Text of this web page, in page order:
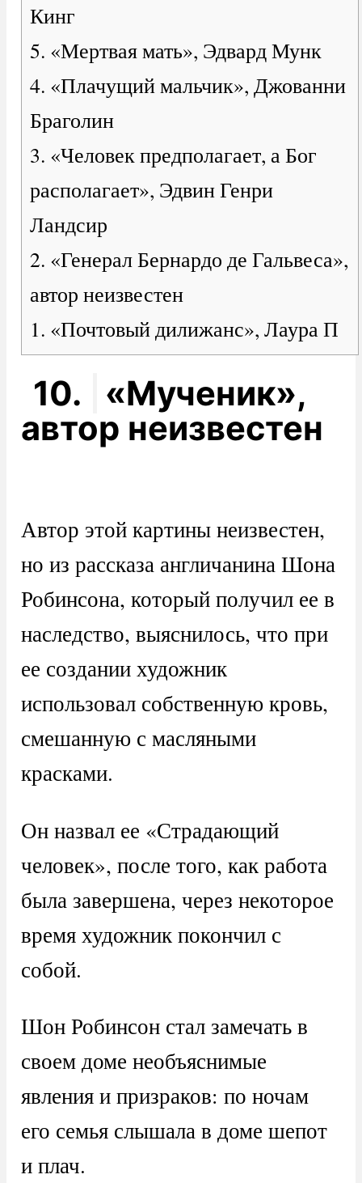
Кинг
5. «Мертвая мать», Эдвард Мунк
4. «Плачущий мальчик», Джованни
Браголин
3. «Человек предполагает, а Бог
располагает», Эдвин Генри
Ландсир
2. «Генерал Бернардо де Гальвеса»,
автор неизвестен
1. «Почтовый дилижанс», Лаура П
10.
«Мученик»,
автор неизвестен
Автор этой картины неизвестен,
но из рассказа англичанина Шона
Робинсона, который получил ее в
наследство, выяснилось, что при
ее создании художник
использовал собственную кровь,
смешанную с масляными
красками.
Он назвал ее «Страдающий
человек», после того, как работа
была завершена, через некоторое
время художник покончил с
собой.
Шон Робинсон стал замечать в
своем доме необъяснимые
явления и призраков: по ночам
его семья слышала в доме шепот
и плач.